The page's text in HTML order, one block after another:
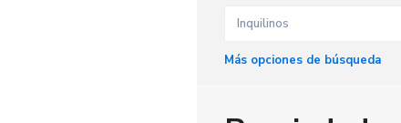
Inquilinos
Más opciones de búsqueda